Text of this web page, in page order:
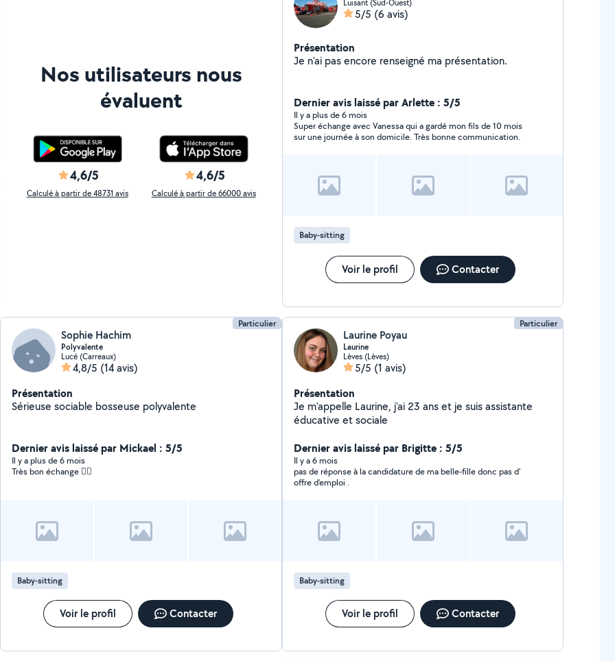
Nos utilisateurs nous
évaluent
4,6/5
Calculé à partir de 48731 avis
4,6/5
Calculé à partir de 66000 avis
Luisant (Sud-Ouest)
5/5 (6 avis)
Présentation
Je n'ai pas encore renseigné ma présentation.
Dernier avis laissé par Arlette : 5/5
Il y a plus de 6 mois
Super échange avec Vanessa qui a gardé mon fils de 10 mois
sur une journée à son domicile. Très bonne communication.
Baby-sitting
Voir le profil Contacter
Particulier
Sophie Hachim
Polyvalente
Lucé (Carreaux)
4,8/5 (14 avis)
Présentation
Sérieuse sociable bosseuse polyvalente
Dernier avis laissé par Mickael : 5/5
Il y a plus de 6 mois
Très bon échange 👍🏻
Baby-sitting
Voir le profil Contacter
Particulier
Laurine Poyau
Laurine
Lèves (Lèves)
5/5 (1 avis)
Présentation
Je m'appelle Laurine, j'ai 23 ans et je suis assistante
éducative et sociale
Dernier avis laissé par Brigitte : 5/5
Il y a 6 mois
pas de réponse à la candidature de ma belle-fille donc pas d'
offre d'emploi .
Baby-sitting
Voir le profil Contacter